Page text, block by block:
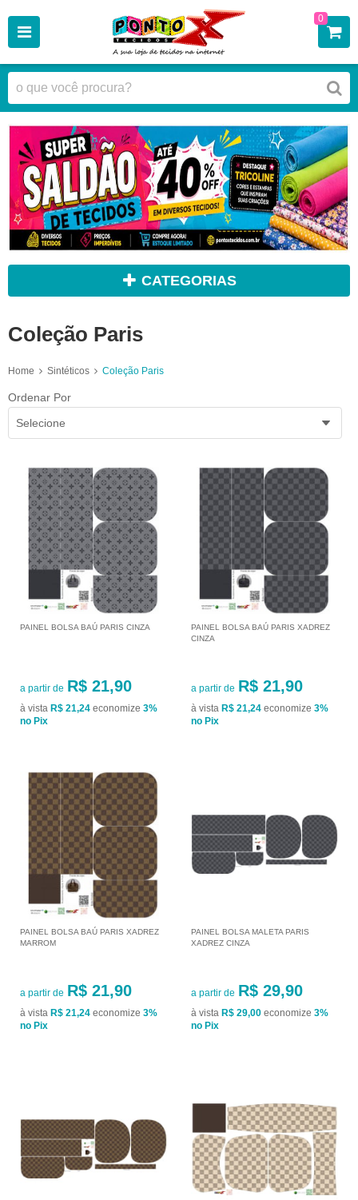
0
CATEGORIAS
Coleção Paris
Home Sintéticos Coleção Paris
Ordenar Por
Selecione
PAINEL BOLSA BAÚ PARIS CINZA
a partir de R$ 21,90
à vista R$ 21,24 economize 3%
no Pix
PAINEL BOLSA BAÚ PARIS XADREZ
CINZA
a partir de R$ 21,90
à vista R$ 21,24 economize 3%
no Pix
PAINEL BOLSA BAÚ PARIS XADREZ
MARROM
a partir de R$ 21,90
à vista R$ 21,24 economize 3%
no Pix
PAINEL BOLSA MALETA PARIS
XADREZ CINZA
a partir de R$ 29,90
à vista R$ 29,00 economize 3%
no Pix